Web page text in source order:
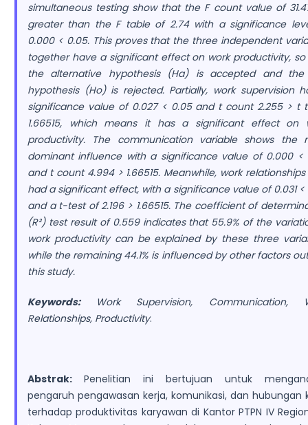
simultaneous testing show that the F count value of
greater than the F table of 2.74 with a significance
0.000 < 0.05. This proves that the three independent
together have a significant effect on work productivity,
the alternative hypothesis (Ha) is accepted and the
hypothesis (Ho) is rejected. Partially, work supervision
significance value of 0.027 < 0.05 and t count 2.255 > t
1.66515, which means it has a significant effect on
productivity. The communication variable shows the
dominant influence with a significance value of 0.000 <
and t count 4.994 > 1.66515. Meanwhile, work
had a significant effect, with a significance value of 0.031 <
and a t-test of 2.196 > 1.66515. The coefficient of
(R²) test result of 0.559 indicates that 55.9% of the
work productivity can be explained by these three
while the remaining 44.1% is influenced by other factors
this study.
Keywords:Work Supervision, Communication,
Relationships, Productivity.
Abstrak: Penelitian ini bertujuan untuk
pengaruh pengawasan kerja, komunikasi, dan hubungan
terhadap produktivitas karyawan di Kantor PTPN IV